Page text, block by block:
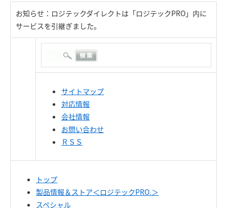
お知らせ：ロジテックダイレクトは「ロジテックPRO」内に
サービスを引継ぎました。
サイトマップ
対応情報
会社情報
お問い合わせ
ＲＳＳ
トップ
製品情報＆ストア＜ロジテックPRO.＞
スペシャル